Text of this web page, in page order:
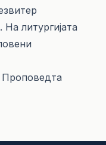
литургијата